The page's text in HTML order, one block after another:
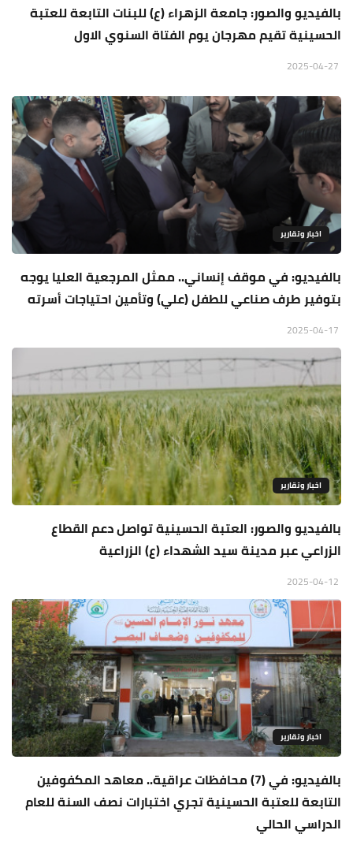
بالفيديو والصور: جامعة الزهراء (ع) للبنات التابعة للعتبة
الحسينية تقيم مهرجان يوم الفتاة السنوي الاول
اخبار وتقارير
بالفيديو: في موقف إنساني.. ممثل المرجعية العليا يوجه
بتوفير طرف صناعي للطفل (علي) وتأمين احتياجات أسرته
اخبار وتقارير
بالفيديو والصور: العتبة الحسينية تواصل دعم القطاع
الزراعي عبر مدينة سيد الشهداء (ع) الزراعية
اخبار وتقارير
بالفيديو: في (7) محافظات عراقية.. معاهد المكفوفين
التابعة للعتبة الحسينية تجري اختبارات نصف السنة للعام
الدراسي الحالي